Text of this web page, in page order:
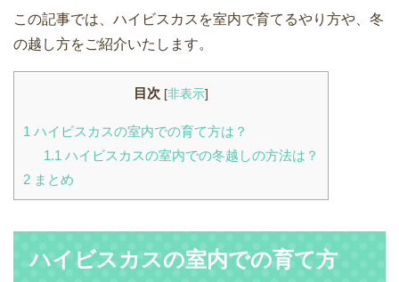
この記事では、ハイビスカスを室内で育てるやり方や、冬
の越し方をご紹介いたします。
目次 [非表示]
1 ハイビスカスの室内での育て方は？
1.1 ハイビスカスの室内での冬越しの方法は？
2 まとめ
ハイビスカスの室内での育て方